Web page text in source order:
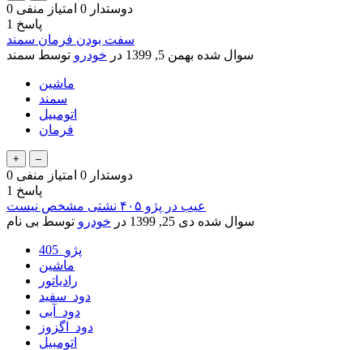
0 دوستدار 0 امتیاز منفی
1 پاسخ
سفت بودن فرمان سمند
سوال شده بهمن 5, 1399 در خودرو توسط سمند
ماشین
سمند
اتومبیل
فرمان
0 دوستدار 0 امتیاز منفی
1 پاسخ
عیب در پژو ۴۰۵ نشتی مشخص نیست
سوال شده دی 25, 1399 در خودرو توسط بی نام
پژو_405
ماشین
رادیاتور
دود_سفید
دود_آبی
دود_اگزوز
اتومبیل